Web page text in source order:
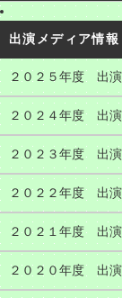
出演メディア情報
２０２５年度 出
２０２４年度 出
２０２３年度 出
２０２２年度 出
２０２１年度 出
２０２０年度 出